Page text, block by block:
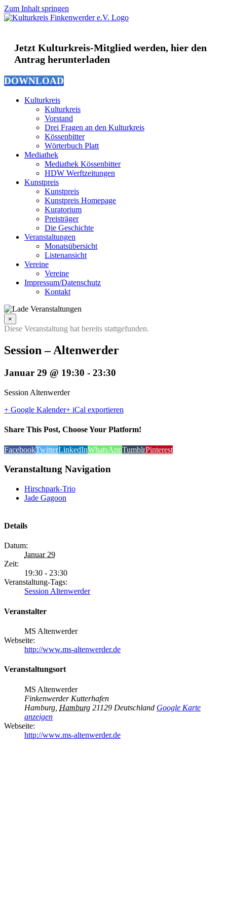
Zum Inhalt springen
Jetzt Kulturkreis-Mitglied werden, hier den
Antrag herunterladen
DOWNLOAD
Kulturkreis
Kulturkreis
Vorstand
Drei Fragen an den Kulturkreis
Kössenbitter
Wörterbuch Platt
Mediathek
Mediathek Kössenbitter
HDW Werftzeitungen
Kunstpreis
Kunstpreis
Kunstpreis Homepage
Kuratorium
Preisträger
Die Geschichte
Veranstaltungen
Monatsübersicht
Listenansicht
Vereine
Vereine
Impressum/Datenschutz
Kontakt
×
Diese Veranstaltung hat bereits stattgefunden.
Session – Altenwerder
Januar 29 @ 19:30 - 23:30
Session Altenwerder
+ Google Kalender+ iCal exportieren
Share This Post, Choose Your Platform!
FacebookTwitterLinkedInWhatsAppTumblrPinterest
Veranstaltung Navigation
Hirschpark-Trio
Jade Gagoon
Details
Datum:
Januar 29
Zeit:
19:30 - 23:30
Veranstaltung-Tags:
Session Altenwerder
Veranstalter
MS Altenwerder
Webseite:
http://www.ms-altenwerder.de
Veranstaltungsort
MS Altenwerder
Finkenwerder Kutterhafen
Hamburg Hamburg 21129 Deutschland Google Karte
anzeigen
Webseite:
http://www.ms-altenwerder.de